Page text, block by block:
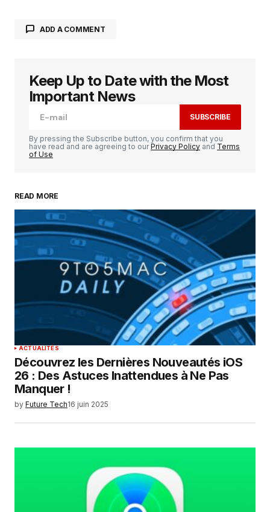
ADD A COMMENT
Votre adresse e-mail ne sera pas publiée. Les
champs obligatoires sont indiqués avec
Your Name
Your E-mail*
Enregistrer mon nom, mon e-mail et mon
site dans le navigateur pour mon prochain
commentaire.
Keep Up to Date with the Most
Important News
SUBSCRIBE
By pressing the Subscribe button, you confirm that you
have read and are agreeing to ourPrivacy Policy and Terms
of Use
READ MORE
ACTUALITÉS
Découvrez les Dernières Nouveautés iOS
26 : Des Astuces Inattendues à Ne Pas
Manquer !
by Future Tech16 juin 2025